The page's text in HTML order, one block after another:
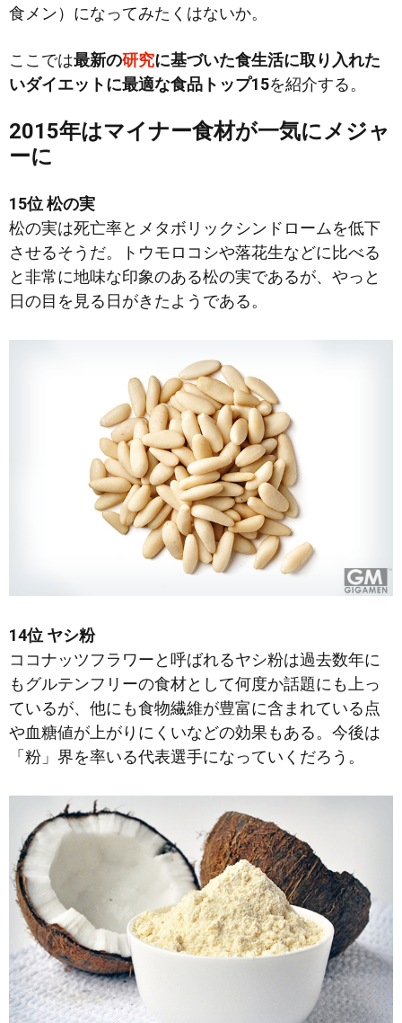
食メン）になってみたくはないか。
ここでは最新の研究に基づいた食生活に取り入れた
いダイエットに最適な食品トップ15を紹介する。
2015年はマイナー食材が一気にメジャ
ーに
15位 松の実
松の実は死亡率とメタボリックシンドロームを低下
させるそうだ。トウモロコシや落花生などに比べる
と非常に地味な印象のある松の実であるが、やっと
日の目を見る日がきたようである。
14位 ヤシ粉
ココナッツフラワーと呼ばれるヤシ粉は過去数年に
もグルテンフリーの食材として何度か話題にも上っ
ているが、他にも食物繊維が豊富に含まれている点
や血糖値が上がりにくいなどの効果もある。今後は
「粉」界を率いる代表選手になっていくだろう。